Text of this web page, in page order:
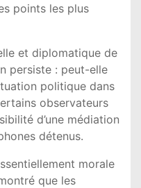
points les plus
et diplomatique de
persiste : peut-elle
politique dans
observateurs
d’une médiation
détenus.
morale
que les